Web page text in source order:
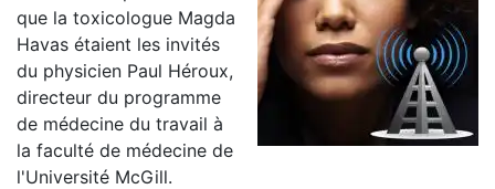
que la toxicologue Magda
Havas étaient les invités
du physicien Paul Héroux,
directeur du programme
de médecine du travail à
la faculté de médecine de
l'Université McGill.